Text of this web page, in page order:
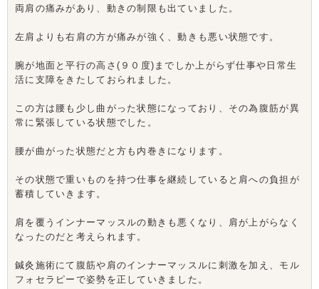
両肩の痛みがあり、動きの制限も出ていました。
左肩よりも右肩の方が痛みが強く、動きも悪い状態です。
腕が地面と平行の高さ(９０度)までしか上がらず仕事や日常生
活に支障をきたしておられました。
この方は腰も少し曲がった状態になっており、その為腹筋が異
常に緊張している状態でした。
腰が曲がった状態だと方も内巻きになります。
その状態で重いものを持つ仕事を継続していると肩への負担が
蓄積していきます。
肩を覆うインナーマッスルの動きも悪くなり、肩が上がらなく
なったのだと考えられます。
鍼灸施術にて腹筋や肩のインナーマッスルに刺激を加え、モル
フォセラピーで姿勢を正していきました。